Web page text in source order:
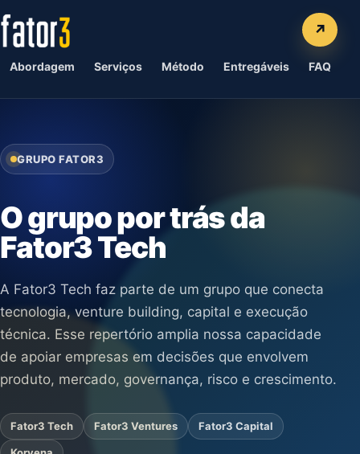
Abordagem Serviços Método Entregáveis FAQ
GRUPO FATOR3
O grupo por trás da
Fator3 Tech
A Fator3 Tech faz parte de um grupo que conecta
tecnologia, venture building, capital e execução
técnica. Esse repertório amplia nossa capacidade
de apoiar empresas em decisões que envolvem
produto, mercado, governança, risco e crescimento.
Fator3 Tech Fator3 Ventures Fator3 Capital